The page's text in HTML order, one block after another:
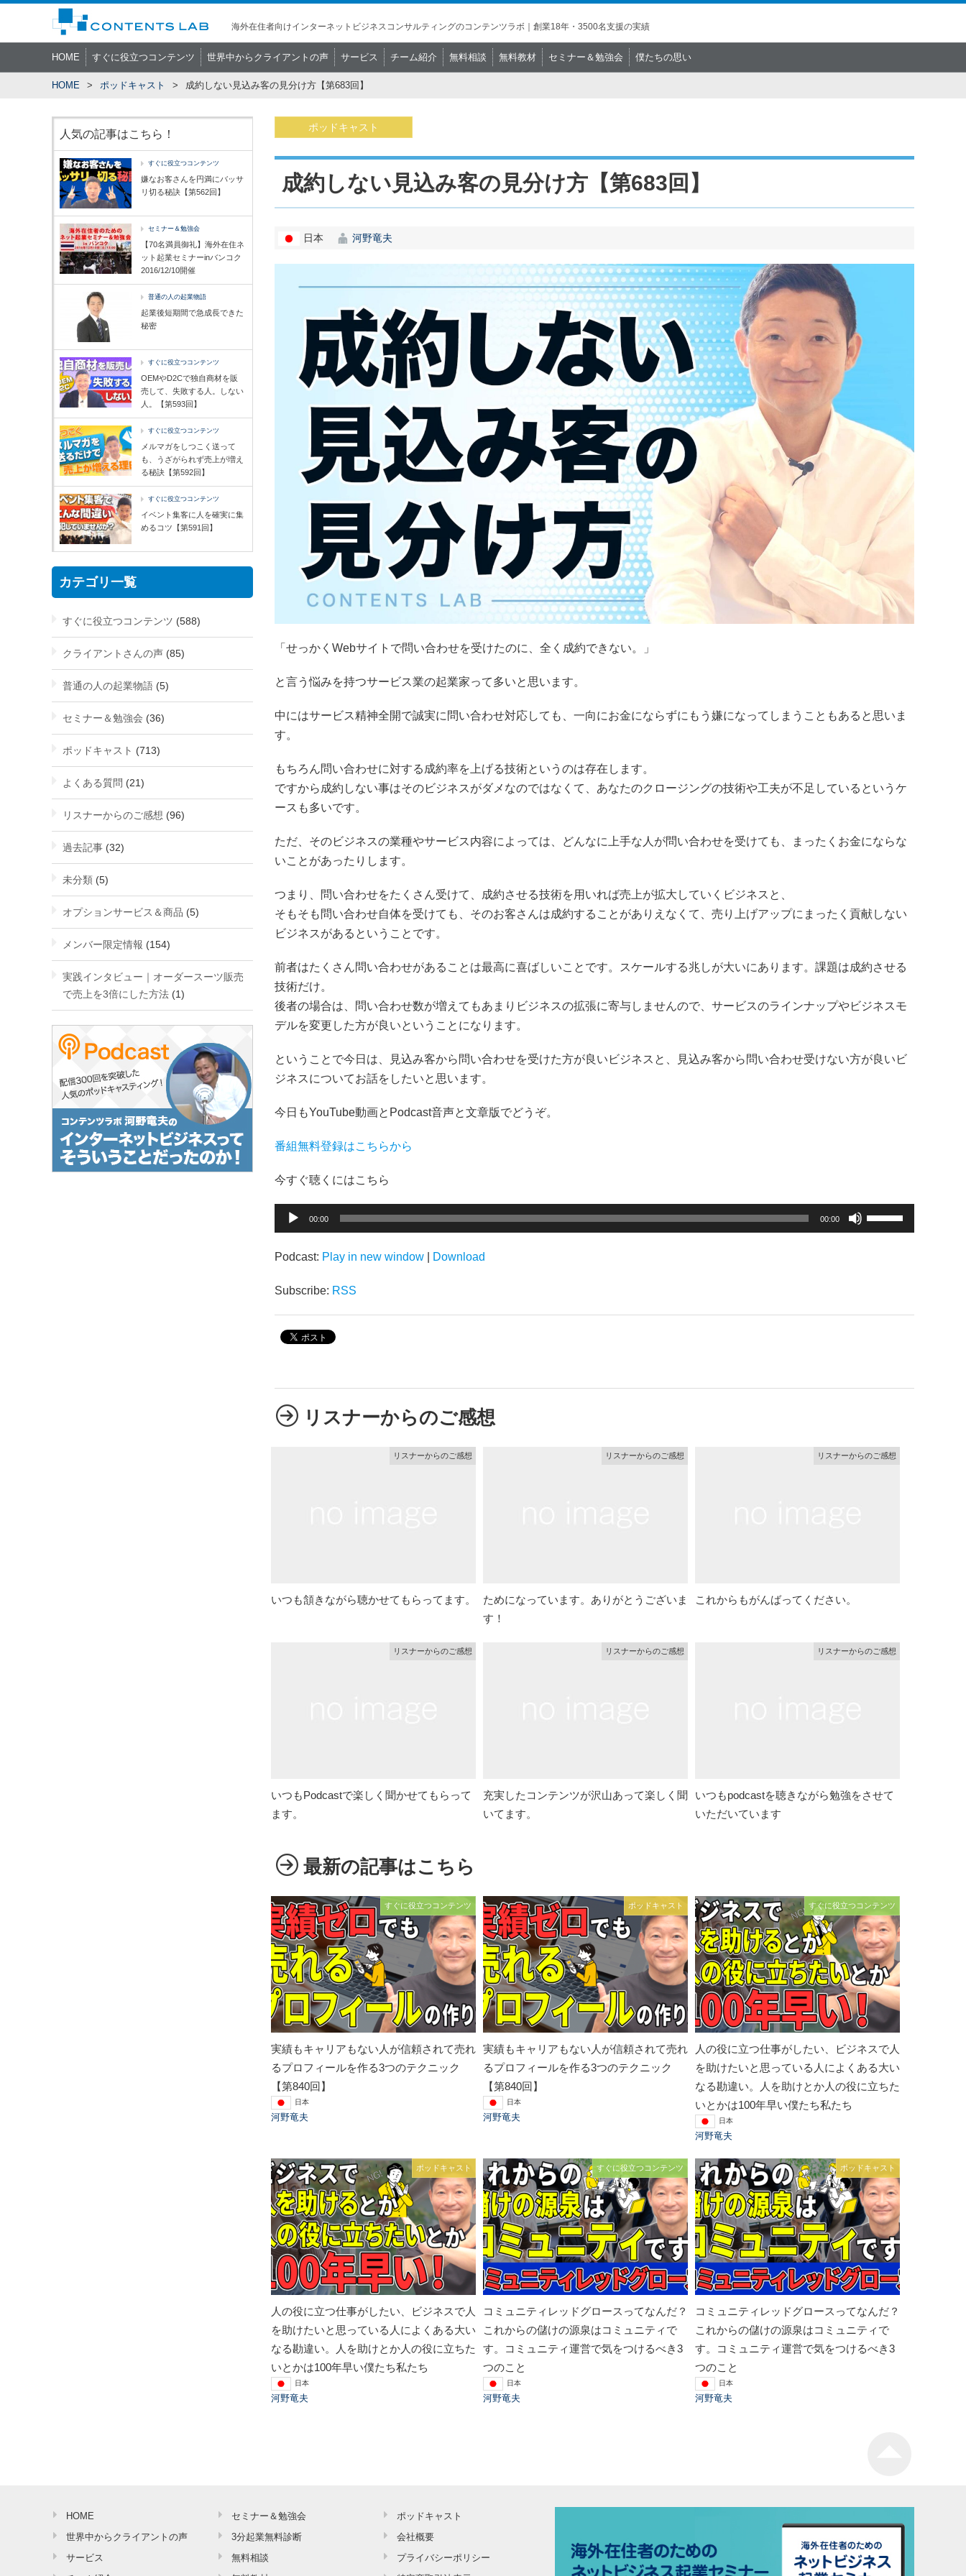
海外在住者向けインターネットビジネスコンサルティングのコンテンツラボ｜創業18年・3500名支援の実績
HOME すぐに役立つコンテンツ 世界中からクライアントの声 サービス チーム紹介 無料相談 無料教材 セミナー＆勉強会 僕たちの思い
HOME ポッドキャスト 成約しない見込み客の見分け方【第683回】
ポッドキャスト
成約しない見込み客の見分け方【第683回】
日本 河野竜夫
「せっかくWebサイトで問い合わせを受けたのに、全く成約できない。」
と言う悩みを持つサービス業の起業家って多いと思います。
中にはサービス精神全開で誠実に問い合わせ対応しても、一向にお金にならずにもう嫌になってしまうこともあると思いま
す。
もちろん問い合わせに対する成約率を上げる技術というのは存在します。
ですから成約しない事はそのビジネスがダメなのではなくて、あなたのクロージングの技術や工夫が不足しているというケ
ースも多いです。
ただ、そのビジネスの業種やサービス内容によっては、どんなに上手な人が問い合わせを受けても、まったくお金にならな
いことがあったりします。
つまり、問い合わせをたくさん受けて、成約させる技術を用いれば売上が拡大していくビジネスと、
そもそも問い合わせ自体を受けても、そのお客さんは成約することがありえなくて、売り上げアップにまったく貢献しない
ビジネスがあるということです。
前者はたくさん問い合わせがあることは最高に喜ばしいことです。スケールする兆しが大いにあります。課題は成約させる
技術だけ。
後者の場合は、問い合わせ数が増えてもあまりビジネスの拡張に寄与しませんので、サービスのラインナップやビジネスモ
デルを変更した方が良いということになります。
ということで今日は、見込み客から問い合わせを受けた方が良いビジネスと、見込み客から問い合わせ受けない方が良いビ
ジネスについてお話をしたいと思います。
今日もYouTube動画とPodcast音声と文章版でどうぞ。
番組無料登録はこちらから
今すぐ聴くにはこちら
プ
ー
00:00 00:00
リ
ュ
だ
Podcast: Play in new window Download
Subscribe: RSS
リスナーからのご感想
リスナーからのご感想
いつも頷きながら聴かせてもらってます。
リスナーからのご感想
ためになっています。ありがとうございま
す！
リスナーからのご感想
これからもがんばってください。
リスナーからのご感想
いつもPodcastで楽しく聞かせてもらって
ます。
リスナーからのご感想
充実したコンテンツが沢山あって楽しく聞
いてます。
リスナーからのご感想
いつもpodcastを聴きながら勉強をさせて
いただいています
最新の記事はこちら
すぐに役立つコンテンツ
実績もキャリアもない人が信頼されて売れ
るプロフィールを作る3つのテクニック
【第840回】
日本
河野竜夫
ポッドキャスト
実績もキャリアもない人が信頼されて売れ
るプロフィールを作る3つのテクニック
【第840回】
日本
河野竜夫
すぐに役立つコンテンツ
人の役に立つ仕事がしたい、ビジネスで人
を助けたいと思っている人によくある大い
なる勘違い。人を助けとか人の役に立ちた
いとかは100年早い僕たち私たち
日本
河野竜夫
ポッドキャスト
人の役に立つ仕事がしたい、ビジネスで人
を助けたいと思っている人によくある大い
なる勘違い。人を助けとか人の役に立ちた
いとかは100年早い僕たち私たち
日本
河野竜夫
すぐに役立つコンテンツ
コミュニティレッドグロースってなんだ？
これからの儲けの源泉はコミュニティで
す。コミュニティ運営で気をつけるべき3
つのこと
日本
河野竜夫
ポッドキャスト
コミュニティレッドグロースってなんだ？
これからの儲けの源泉はコミュニティで
す。コミュニティ運営で気をつけるべき3
つのこと
日本
河野竜夫
人気の記事はこちら！
すぐに役立つコンテンツ
嫌なお客さんを円満にバッサ
リ切る秘訣【第562回】
セミナー＆勉強会
【70名満員御礼】海外在住ネ
ット起業セミナーinバンコク
2016/12/10開催
普通の人の起業物語
起業後短期間で急成長できた
秘密
すぐに役立つコンテンツ
OEMやD2Cで独自商材を販
売して、失敗する人。しない
人。【第593回】
すぐに役立つコンテンツ
メルマガをしつこく送って
も、うざがられず売上が増え
る秘訣【第592回】
すぐに役立つコンテンツ
イベント集客に人を確実に集
めるコツ【第591回】
カテゴリ一覧
すぐに役立つコンテンツ (588)
クライアントさんの声 (85)
普通の人の起業物語 (5)
セミナー＆勉強会 (36)
ポッドキャスト (713)
よくある質問 (21)
リスナーからのご感想 (96)
過去記事 (32)
未分類 (5)
オプションサービス＆商品 (5)
メンバー限定情報 (154)
実践インタビュー｜オーダースーツ販売
で売上を3倍にした方法 (1)
HOME
世界中からクライアントの声
サービス
セミナー＆勉強会
3分起業無料診断
無料相談
ポッドキャスト
会社概要
プライバシーポリシー